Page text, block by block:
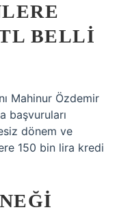
BELLI
Mahinur Özdemir
başvuruları
dönem ve
150 bin lira kredi